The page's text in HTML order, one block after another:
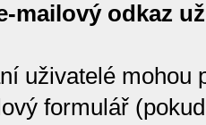
mailový odkaz
uživatelé mohou
formulář